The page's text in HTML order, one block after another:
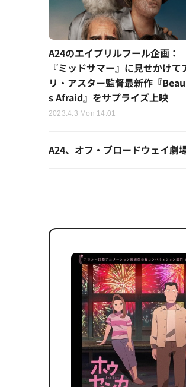
A24のエイプリルフール企画：
『ミッドサマー』に見せかけて
リ・アスター監督最新作『
s Afraid』をサプライズ上映
2023.4.3 Mon 14:01
A24、オフ・ブロードウェイ劇